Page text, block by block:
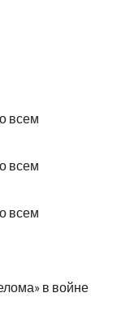
всем
всем
всем
в войне